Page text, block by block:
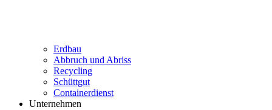
Erdbau
Abbruch und Abriss
Recycling
Schüttgut
Containerdienst
Unternehmen